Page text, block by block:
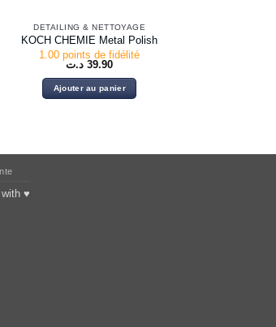
DETAILING & NETTOYAGE
KOCH CHEMIE Metal Polish
1.00 points de fidélité
39.90 د.ت
Ajouter au panier
♥